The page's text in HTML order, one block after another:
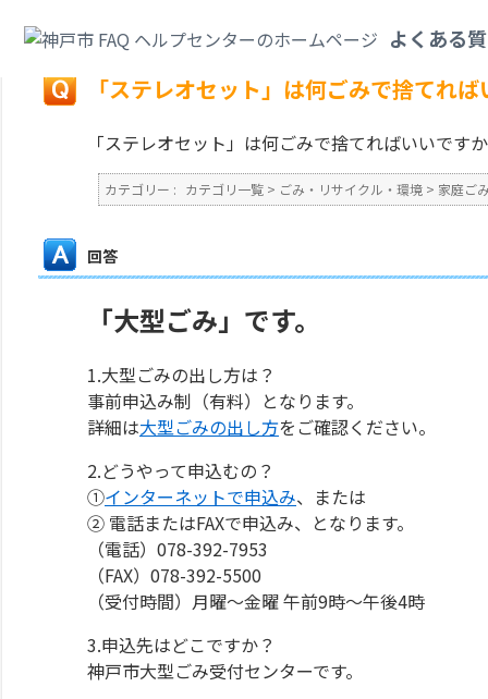
よくある
戻る
「ステレオセット」は何ごみで捨てれ
「ステレオセット」は何ごみで捨てればいいです
カテゴリー : カテゴリ一覧 > ごみ・リサイクル・環境 > 家庭ご
回答
「大型ごみ」です。
1.大型ごみの出し方は？
事前申込み制（有料）となります。
詳細は大型ごみの出し方をご確認ください。
2.どうやって申込むの？
①インターネットで申込み、または
② 電話またはFAXで申込み、となります。
（電話）078-392-7953
（FAX）078-392-5500
（受付時間）月曜～金曜 午前9時～午後4時
3.申込先はどこですか？
神戸市大型ごみ受付センターです。